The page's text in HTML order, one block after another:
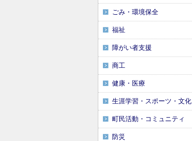
ごみ・環境保全
福祉
障がい者支援
商工
健康・医療
生涯学習・スポーツ・文化
町民活動・コミュニティ
防災